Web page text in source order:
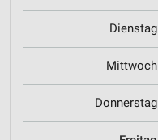
Dienstag
Mittwoch
Donnerstag